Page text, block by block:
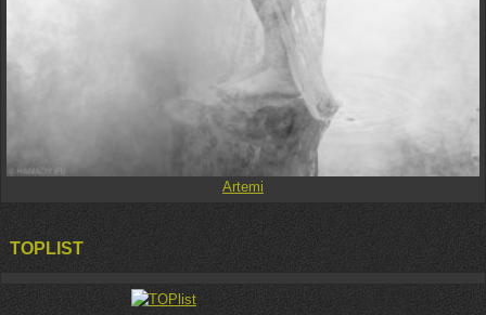
Artemi
TOPLIST